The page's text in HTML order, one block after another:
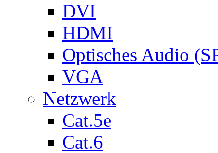
DVI
HDMI
Optisches Audio
VGA
Netzwerk
Cat.5e
Cat.6